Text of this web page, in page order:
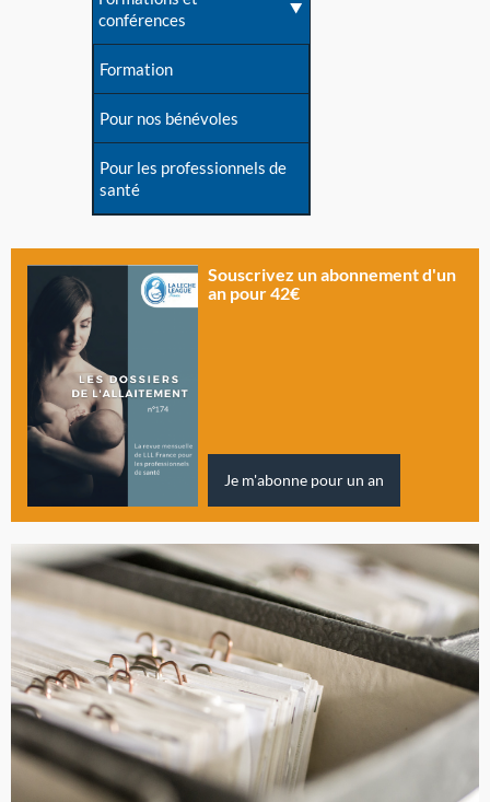
conférences
Formation
Pour nos bénévoles
Pour les professionnels de
santé
Souscrivez un abonnement d'un
an pour 42€
Je m'abonne pour un an